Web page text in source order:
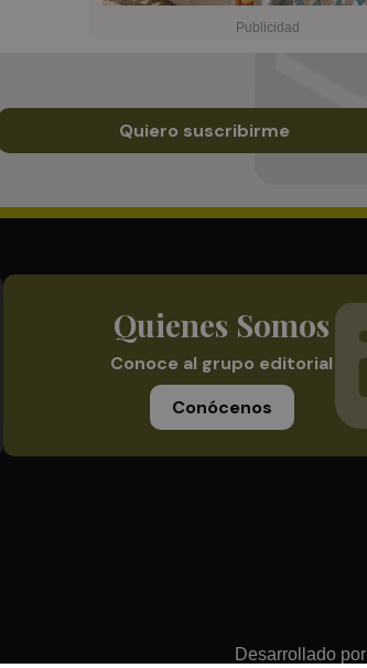
Quiero suscribirme
Quienes Somos
Conoce al grupo editorial
Conócenos
Desarrollado por